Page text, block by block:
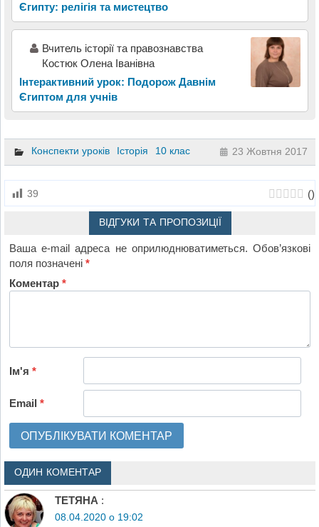
Єгипту: релігія та мистецтво
Вчитель історії та правознавства
Костюк Олена Іванівна
Інтерактивний урок: Подорож Давнім
Єгиптом для учнів
Конспекти уроків Історія 10 клас 23 Жовтня 2017
39 ()
ВІДГУКИ ТА ПРОПОЗИЦІЇ
Ваша e-mail адреса не оприлюднюватиметься. Обов’язкові
поля позначені*
Коментар*
Ім'я*
Email*
ОДИН КОМЕНТАР
ТЕТЯНА :
08.04.2020 о 19:02